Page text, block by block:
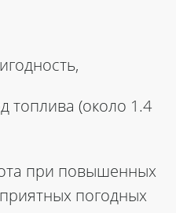
топлива (около 1.4
при повышенных
погодных